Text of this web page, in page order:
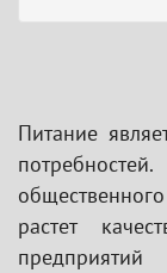
Питание
растет